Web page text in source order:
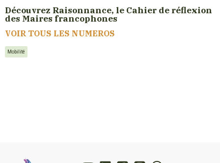
Découvrez Raisonnance, le Cahier de réflexion
des Maires francophones
VOIR TOUS LES NUMEROS
Mobilité